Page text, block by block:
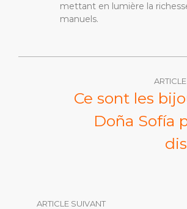
mettant en lumière la
manuels.
Ce sont les
Doña Sofía
ARTICLE SUIVANT